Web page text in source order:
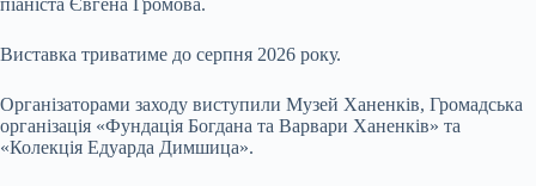
піаніста Євгена Громова.
Виставка триватиме до серпня 2026 року.
Організаторами заходу виступили Музей Ханенків, Громадська
організація «Фундація Богдана та Варвари Ханенків» та
«Колекція Едуарда Димшица».